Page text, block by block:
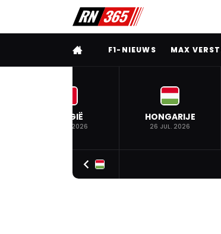
VOLLEDIG MENU
F1-NIEUWS MAX
BELGIË
19 JUL. 2026
HONGARIJE
26 JUL. 2026